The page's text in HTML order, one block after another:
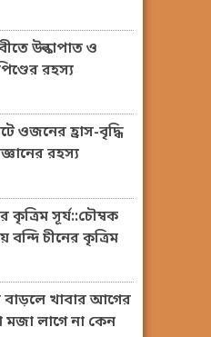
উল্কাপাত ও
রহস্য
ওজনের হ্রাস-বৃদ্ধি
রহস্য
কৃত্রিম সূর্য::চৌম্বক
বন্দি চীনের কৃত্রিম
খাবার আগের
লাগে না কেন